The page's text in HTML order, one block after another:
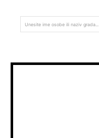
Unesite ime osobe ili naziv grada...